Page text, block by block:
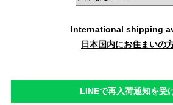
International shipping
日本国内にお住まいの
LINEで再入荷通知を受